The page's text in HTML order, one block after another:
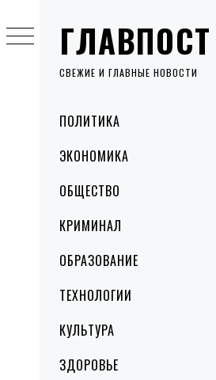
ГЛАВПОСТ
СВЕЖИЕ И ГЛАВНЫЕ НОВОСТИ
MenuПОЛИТИКА
ЭКОНОМИКА
ОБЩЕСТВО
КРИМИНАЛ
ОБРАЗОВАНИЕ
ТЕХНОЛОГИИ
КУЛЬТУРА
ЗДОРОВЬЕ
to
content